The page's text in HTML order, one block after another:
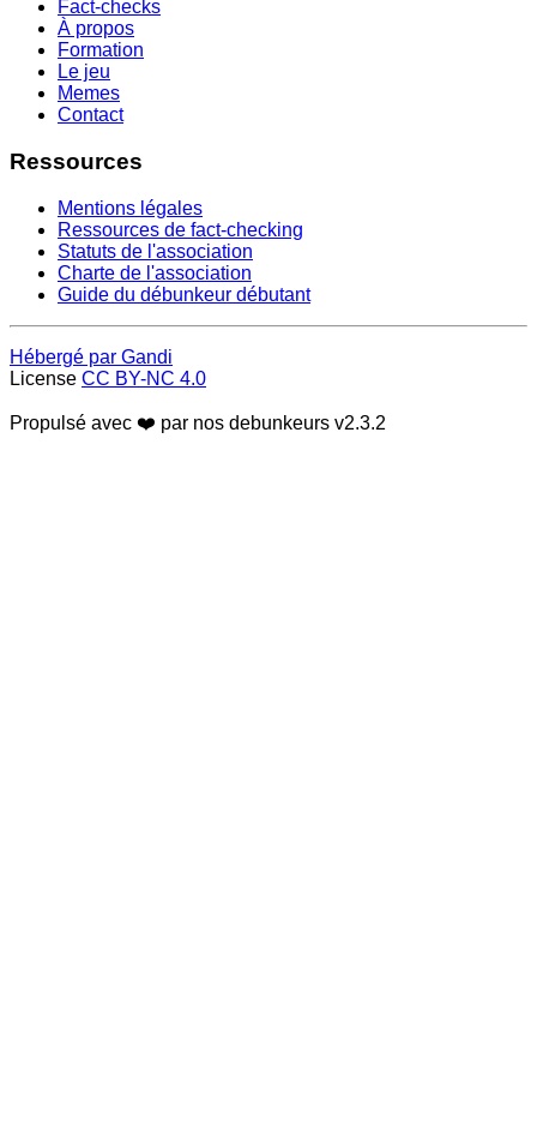
Fact-checks
À propos
Formation
Le jeu
Memes
Contact
Ressources
Mentions légales
Ressources de fact-checking
Statuts de l'association
Charte de l'association
Guide du débunkeur débutant
Hébergé par Gandi
License CC BY-NC 4.0
Propulsé avec ❤️ par nos debunkeurs v2.3.2